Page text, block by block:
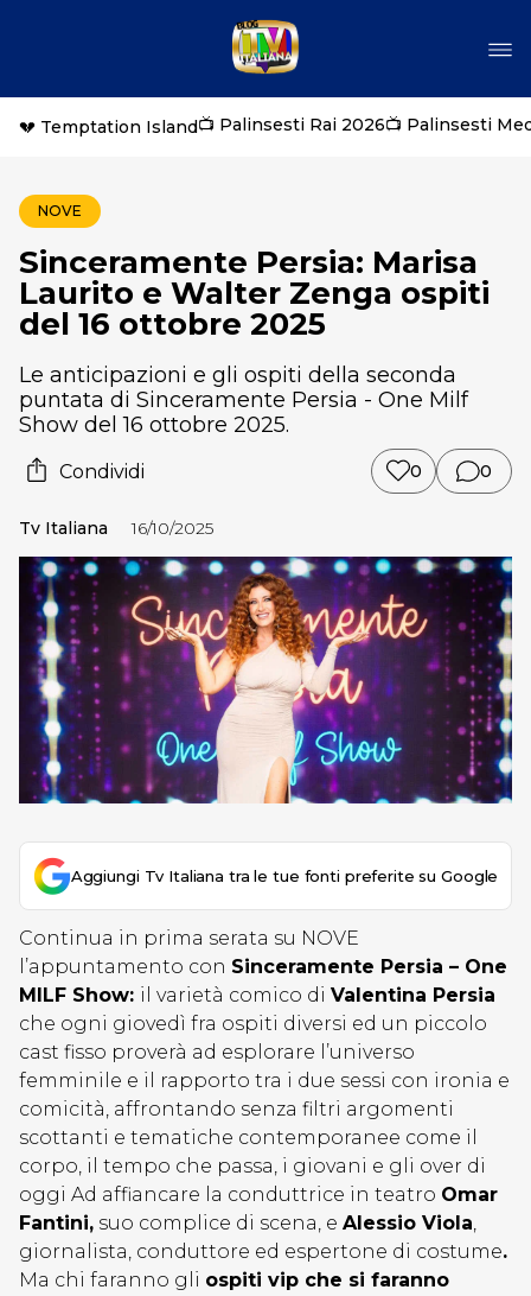
💔 Temptation Island📺 Palinsesti Rai 2026📺 Palinsesti
NOVE
Sinceramente Persia: Marisa
Laurito e Walter Zenga ospiti
del 16 ottobre 2025
Le anticipazioni e gli ospiti della seconda
puntata di Sinceramente Persia - One Milf
Show del 16 ottobre 2025.
Condividi 0 0
Tv Italiana 16/10/2025
Aggiungi Tv Italiana tra le tue fonti preferite su Google
Continua in prima serata su NOVE
l’appuntamento con Sinceramente Persia – One
MILF Show: il varietà comico di Valentina Persia
che ogni giovedì fra ospiti diversi ed un piccolo
cast fisso proverà ad esplorare l’universo
femminile e il rapporto tra i due sessi con ironia e
comicità, affrontando senza filtri argomenti
scottanti e tematiche contemporanee come il
corpo, il tempo che passa, i giovani e gli over di
oggi Ad affiancare la conduttrice in teatro Omar
Fantini, suo complice di scena, e Alessio Viola,
giornalista, conduttore ed espertone di costume.
Ma chi faranno gli ospiti vip che si faranno